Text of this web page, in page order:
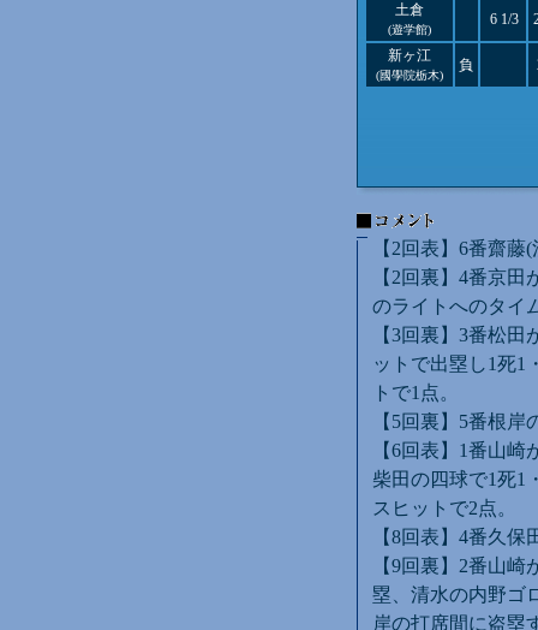
土倉
(遊学館)
6 1/3
新ヶ江
(國學院栃木)
負
【2回表】6番齋
【2回裏】4番京
のライトへのタイ
【3回裏】3番松
ットで出塁し1死1
トで1点。
【5回裏】5番根
【6回表】1番山
柴田の四球で1死1
スヒットで2点。
【8回表】4番久
【9回裏】2番山
塁、清水の内野ゴ
岸の打席間に盗塁